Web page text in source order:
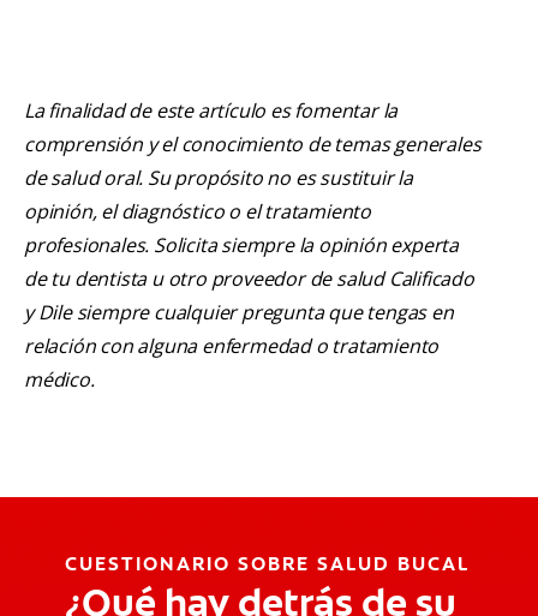
La finalidad de este artículo es fomentar la
comprensión y el conocimiento de temas generales
de salud oral. Su propósito no es sustituir la
opinión, el diagnóstico o el tratamiento
profesionales. Solicita siempre la opinión experta
de tu dentista u otro proveedor de salud Calificado
y Dile siempre cualquier pregunta que tengas en
relación con alguna enfermedad o tratamiento
médico.
CUESTIONARIO SOBRE SALUD BUCAL
¿Qué hay detrás de su